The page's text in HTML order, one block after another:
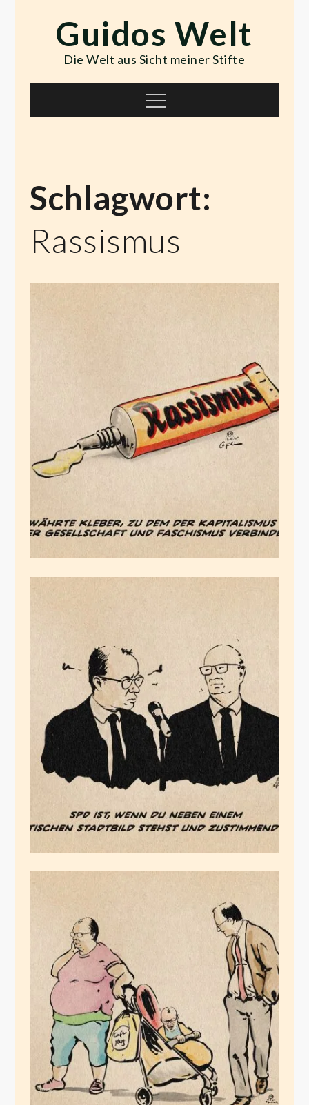
contentGuidos Welt
Die Welt aus Sicht meiner Stifte
Menu
Schlagwort:
Rassismus
Der Kraftkleber
Dezember 13, 2025
Der Haltungsschaden
der SPD
Oktober 17, 2025
Das Straßenbild des
Herrn M.
Oktober 17, 2025